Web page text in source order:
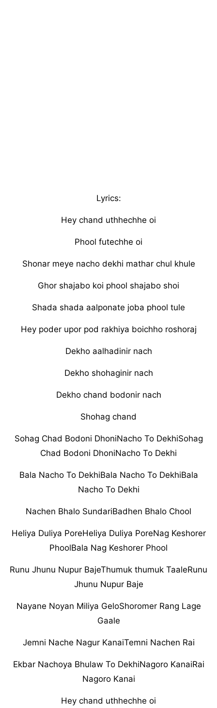
Lyrics:
Hey chand uthhechhe oi
Phool futechhe oi
Shonar meye nacho dekhi mathar chul khule
Ghor shajabo koi phool shajabo shoi
Shada shada aalponate joba phool tule
Hey poder upor pod rakhiya boichho roshoraj
Dekho aalhadinir nach
Dekho shohaginir nach
Dekho chand bodonir nach
Shohag chand
Sohag Chad Bodoni DhoniNacho To DekhiSohag
Chad Bodoni DhoniNacho To Dekhi
Bala Nacho To DekhiBala Nacho To DekhiBala
Nacho To Dekhi
Nachen Bhalo SundariBadhen Bhalo Chool
Heliya Duliya PoreHeliya Duliya PoreNag Keshorer
PhoolBala Nag Keshorer Phool
Runu Jhunu Nupur BajeThumuk thumuk TaaleRunu
Jhunu Nupur Baje
Nayane Noyan Miliya GeloShoromer Rang Lage
Gaale
Jemni Nache Nagur KanaiTemni Nachen Rai
Ekbar Nachoya Bhulaw To DekhiNagoro KanaiRai
Nagoro Kanai
Hey chand uthhechhe oi